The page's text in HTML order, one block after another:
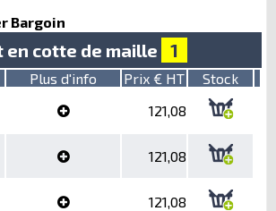
Bargoin
en cotte de maille 1
Plus d'info Prix € HT
Stock
121,08
121,08
121,08